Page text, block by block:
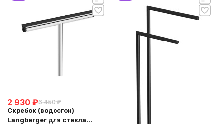
2 930 ₽6 450 ₽
Скребок (водосгон)
Langberger для стекла